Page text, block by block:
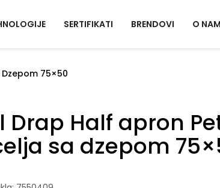
SERTIFIKATI BRENDOVI O
75×50
Drap Half apron
sa dzepom